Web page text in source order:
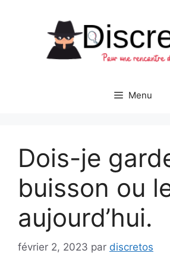
Menu
Dois-je
buisson ou
aujourd’hui.
février 2, 2023 par discretos